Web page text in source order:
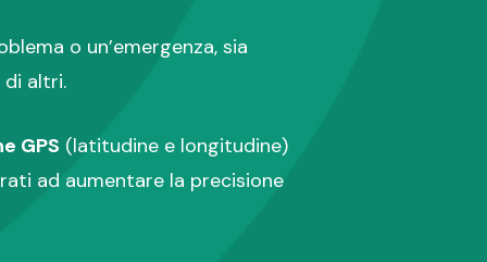
o un’emergenza, sia
di altri.
GPS (latitudine e longitudine)
ad aumentare la precisione